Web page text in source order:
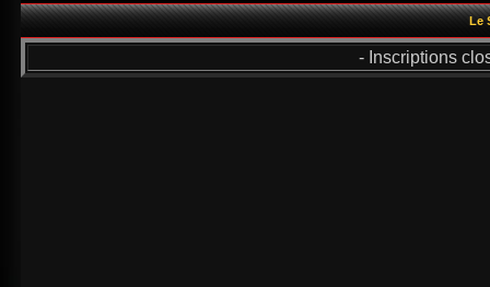
Le
- Inscriptions